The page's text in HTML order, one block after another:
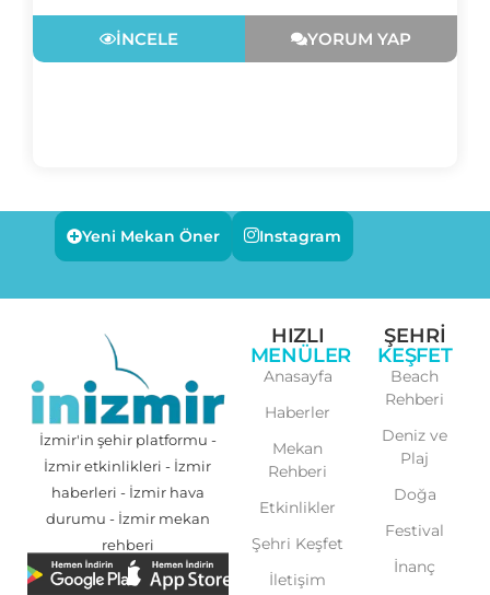
İNCELE YORUM YAP
Yeni Mekan Öner Instagram
İzmir'in şehir platformu -
İzmir etkinlikleri - İzmir
haberleri - İzmir hava
durumu - İzmir mekan
rehberi
HIZLI
MENÜLER
Anasayfa
Haberler
Mekan
Rehberi
Etkinlikler
Şehri Keşfet
İletişim
ŞEHRI
KEŞFET
Beach
Rehberi
Deniz ve
Plaj
Doğa
Festival
İnanç